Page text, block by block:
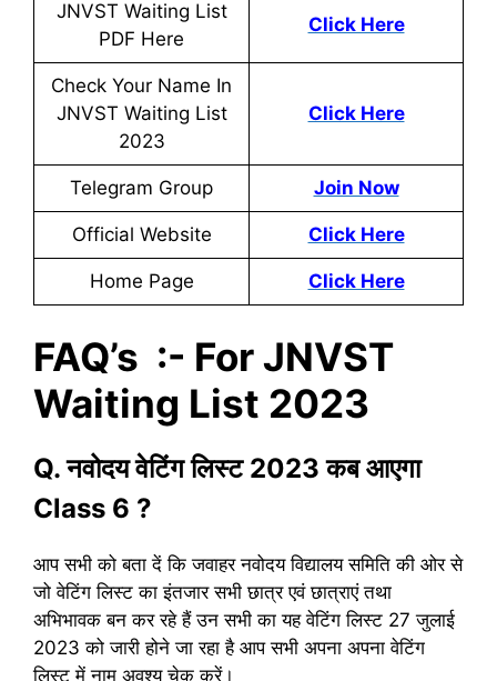
JNVST Waiting List
PDF Here
Click Here
Check Your Name In
JNVST Waiting List
2023
Click Here
Telegram Group Join Now
Official Website Click Here
Home Page Click Here
FAQ’s :- For JNVST
Waiting List 2023
Q. नवोदय वेटिंग लिस्ट 2023 कब आएगा
Class 6 ?
आप सभी को बता दें कि जवाहर नवोदय विद्यालय समिति की ओर से
जो वेटिंग लिस्ट का इंतजार सभी छात्र एवं छात्राएं तथा
अभिभावक बन कर रहे हैं उन सभी का यह वेटिंग लिस्ट 27 जुलाई
2023 को जारी होने जा रहा है आप सभी अपना अपना वेटिंग
लिस्ट में नाम अवश्य चेक करें।